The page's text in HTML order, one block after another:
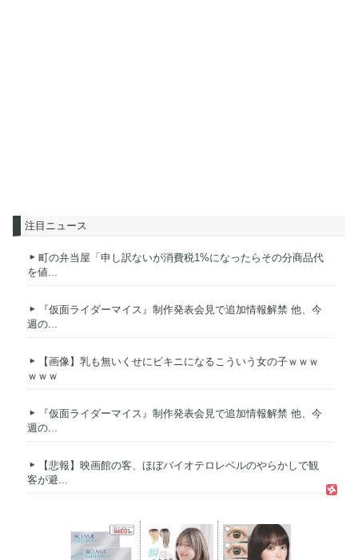
注目ニュース
町の弁当屋「申し訳ないが消費税1%になったらその分商品代
を値...
『仮面ライダーマイス』制作発表会見で追加情報解禁 他、今
週の...
【画像】乳も無いくせにビキニになるこういう女の子ｗｗｗ
ｗｗｗ
『仮面ライダーマイス』制作発表会見で追加情報解禁 他、今
週の...
【悲報】映画館の客、ほぼバイオテロレベルのやらかしで観
客が避...